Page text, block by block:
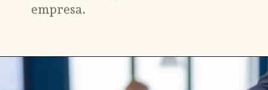
empresa.